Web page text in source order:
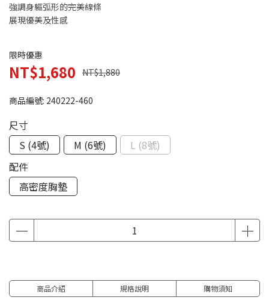
強調身軀弧形的完美線條
展現優美及性感
限時優惠
NT$1,680 NT$1,880
商品編號: 240222-460
尺寸
S (4號)
M (6號)
L (8號)
配件
高密度胸墊
商品介紹 規格說明 購物須知